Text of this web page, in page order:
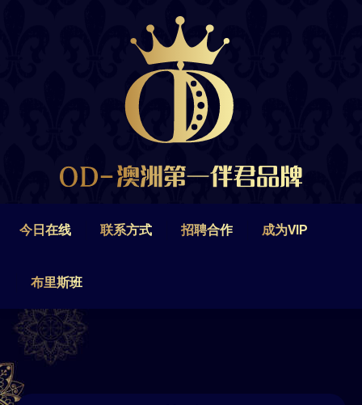
今日在线 联系方式 招聘合作 成为VIP
布里斯班
联系方式 招聘合作
布里斯班